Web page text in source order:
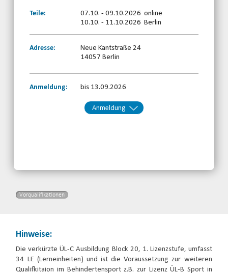
Teile:
07.10. - 09.10.2026 online
10.10. - 11.10.2026 Berlin
Adresse:
Neue Kantstraße 24
14057 Berlin
Anmeldung: bis 13.09.2026
Anmeldung
Vorqualifikationen
Hinweise:
Die verkürzte ÜL-C Ausbildung Block 20, 1. Lizenzstufe, umfasst
34 LE (Lerneinheiten) und ist die Voraussetzung zur weiteren
Qualifkitaion im Behindertensport z.B. zur Lizenz ÜL-B Sport in